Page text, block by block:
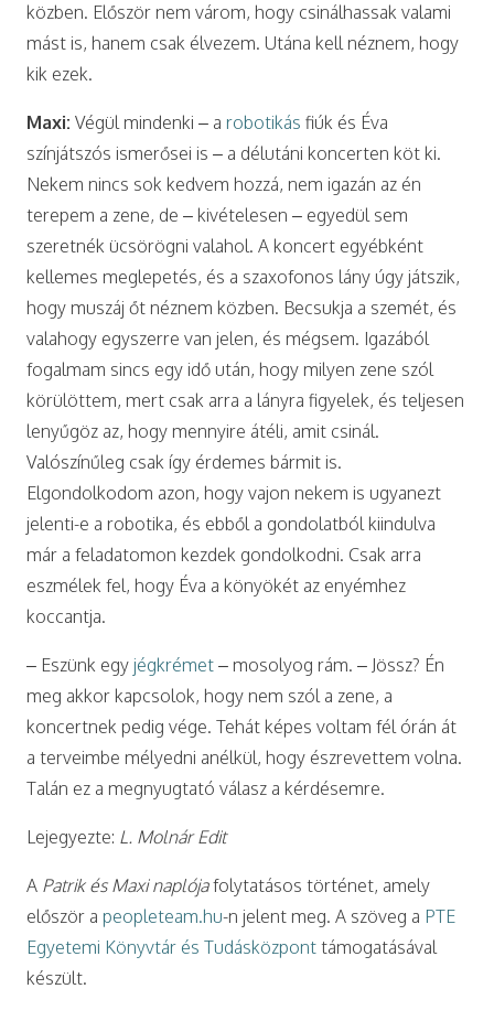
közben. Először nem várom, hogy csinálhassak valami
mást is, hanem csak élvezem. Utána kell néznem, hogy
kik ezek.
Maxi: Végül mindenki – a robotikás fiúk és Éva
színjátszós ismerősei is – a délutáni koncerten köt ki.
Nekem nincs sok kedvem hozzá, nem igazán az én
terepem a zene, de – kivételesen – egyedül sem
szeretnék ücsörögni valahol. A koncert egyébként
kellemes meglepetés, és a szaxofonos lány úgy játszik,
hogy muszáj őt néznem közben. Becsukja a szemét, és
valahogy egyszerre van jelen, és mégsem. Igazából
fogalmam sincs egy idő után, hogy milyen zene szól
körülöttem, mert csak arra a lányra figyelek, és teljesen
lenyűgöz az, hogy mennyire átéli, amit csinál.
Valószínűleg csak így érdemes bármit is.
Elgondolkodom azon, hogy vajon nekem is ugyanezt
jelenti-e a robotika, és ebből a gondolatból kiindulva
már a feladatomon kezdek gondolkodni. Csak arra
eszmélek fel, hogy Éva a könyökét az enyémhez
koccantja.
– Eszünk egy jégkrémet – mosolyog rám. – Jössz? Én
meg akkor kapcsolok, hogy nem szól a zene, a
koncertnek pedig vége. Tehát képes voltam fél órán át
a terveimbe mélyedni anélkül, hogy észrevettem volna.
Talán ez a megnyugtató válasz a kérdésemre.
Lejegyezte: L. Molnár Edit
A Patrik és Maxi naplójafolytatásos történet, amely
először a peopleteam.hu-n jelent meg. A szöveg a PTE
Egyetemi Könyvtár és Tudásközpont támogatásával
készült.